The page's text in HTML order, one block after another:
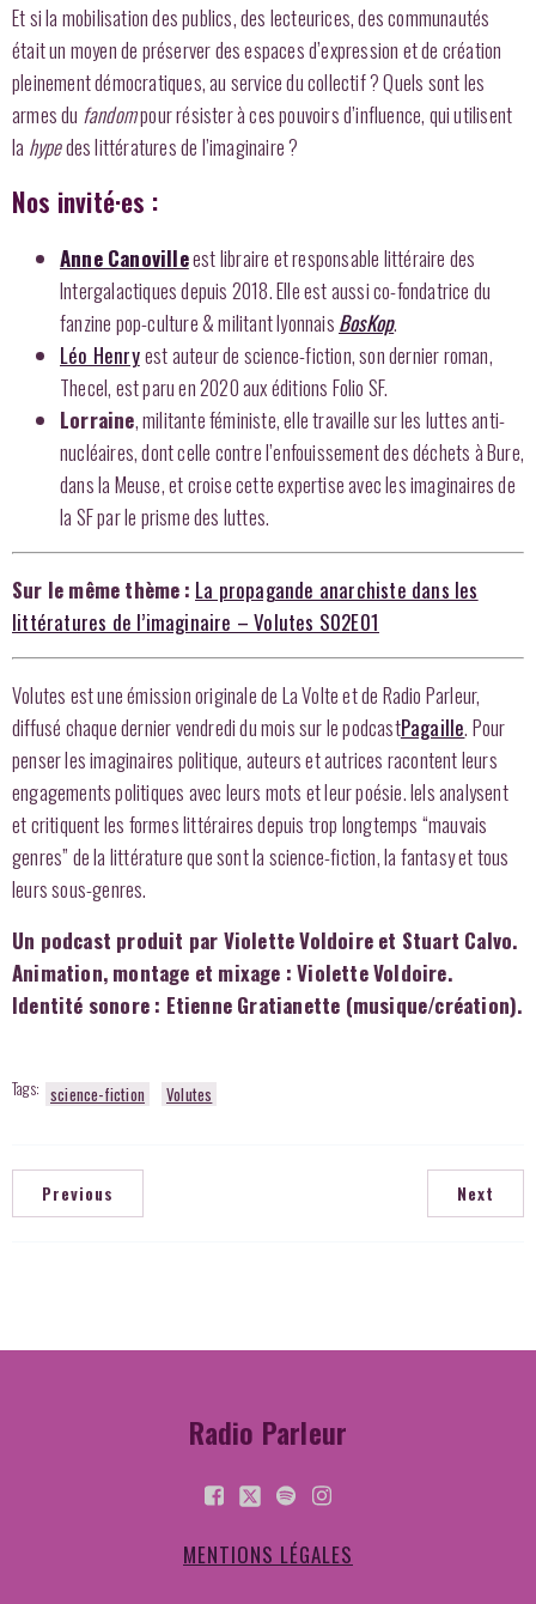
Et si la mobilisation des publics, des lecteurices, des communautés
était un moyen de préserver des espaces d’expression et de création
pleinement démocratiques, au service du collectif ? Quels sont les
armes du fandompour résister à ces pouvoirs d’influence, qui utilisent
la hypedes littératures de l’imaginaire ?
Nos invité·es :
Anne Canovilleest libraire et responsable littéraire des
Intergalactiques depuis 2018. Elle est aussi co-fondatrice du
fanzine pop-culture & militant lyonnais BosKop.
Léo Henryest auteur de science-fiction, son dernier roman,
Thecel, est paru en 2020 aux éditions Folio SF.
Lorraine, militante féministe, elle travaille sur les luttes anti-
nucléaires, dont celle contre l’enfouissement des déchets à Bure,
dans la Meuse, et croise cette expertise avec les imaginaires de
la SF par le prisme des luttes.
Sur le même thème : La propagande anarchiste dans les
littératures de l’imaginaire – Volutes S02E01
Volutes est une émission originale de La Volte et de Radio Parleur,
diffusé chaque dernier vendredi du mois sur le podcastPagaille. Pour
penser les imaginaires politique, auteurs et autrices racontent leurs
engagements politiques avec leurs mots et leur poésie. Iels analysent
et critiquent les formes littéraires depuis trop longtemps “mauvais
genres” de la littérature que sont la science-fiction, la fantasy et tous
leurs sous-genres.
Un podcast produit par Violette Voldoire et Stuart Calvo.
Animation, montage et mixage : Violette Voldoire.
Identité sonore : Etienne Gratianette (musique/création).
Tags: science-fiction Volutes
Previous Next
Radio Parleur
MENTIONS LÉGALES